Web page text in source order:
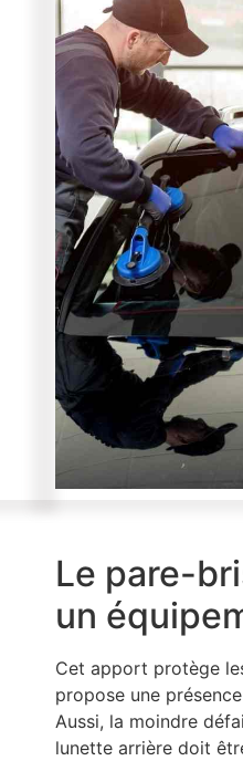
Le pare-
un
Cet apport protège
propose une
Aussi, la moindre
lunette arrière doit